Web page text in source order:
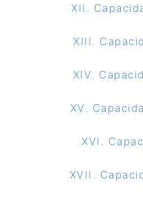
XII.
XIII.
XIV.
XV.
XVI.
XVII.